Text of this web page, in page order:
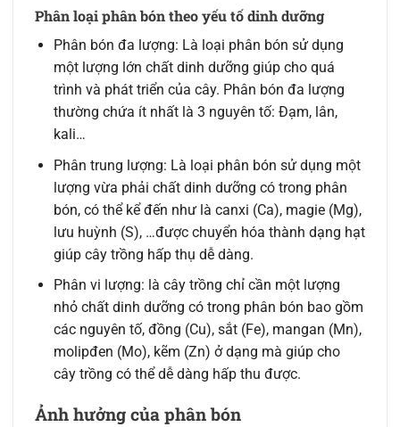
Phân loại phân bón theo yếu tố dinh dưỡng
Phân bón đa lượng: Là loại phân bón sử dụng
một lượng lớn chất dinh dưỡng giúp cho quá
trình và phát triển của cây. Phân bón đa lượng
thường chứa ít nhất là 3 nguyên tố: Đạm, lân,
kali…
Phân trung lượng: Là loại phân bón sử dụng một
lượng vừa phải chất dinh dưỡng có trong phân
bón, có thể kể đến như là canxi (Ca), magie (Mg),
lưu huỳnh (S), …được chuyển hóa thành dạng hạt
giúp cây trồng hấp thụ dễ dàng.
Phân vi lượng: là cây trồng chỉ cần một lượng
nhỏ chất dinh dưỡng có trong phân bón bao gồm
các nguyên tố, đồng (Cu), sắt (Fe), mangan (Mn),
molipđen (Mo), kẽm (Zn) ở dạng mà giúp cho
cây trồng có thể dễ dàng hấp thu được.
Ảnh hưởng của phân bón